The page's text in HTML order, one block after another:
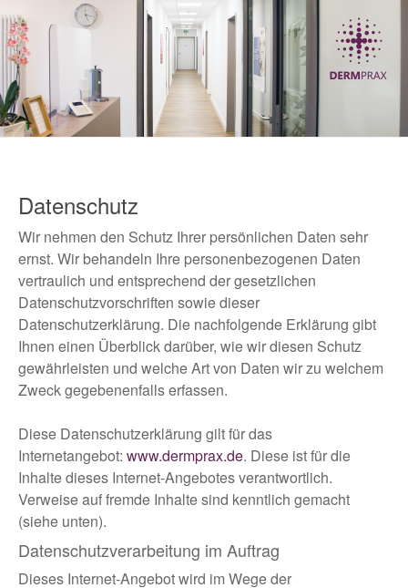
Datenschutz
Wir nehmen den Schutz Ihrer persönlichen Daten sehr
ernst. Wir behandeln Ihre personenbezogenen Daten
vertraulich und entsprechend der gesetzlichen
Datenschutzvorschriften sowie dieser
Datenschutzerklärung. Die nachfolgende Erklärung gibt
Ihnen einen Überblick darüber, wie wir diesen Schutz
gewährleisten und welche Art von Daten wir zu welchem
Zweck gegebenenfalls erfassen.
Diese Datenschutzerklärung gilt für das
Internetangebot: www.dermprax.de. Diese ist für die
Inhalte dieses Internet-Angebotes verantwortlich.
Verweise auf fremde Inhalte sind kenntlich gemacht
(siehe unten).
Datenschutzverarbeitung im Auftrag
Dieses Internet-Angebot wird im Wege der